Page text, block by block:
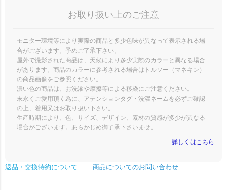
お取り扱い上のご注意
モニター環境等により実際の商品と多少色味が異なって表示される場
合がございます。予めご了承下さい。
屋外で撮影された商品は、天候により多少実際のカラーと異なる場合
があります。商品のカラーに参考される場合はトルソー（マネキン）
の商品画像をご参照ください。
濃い色の商品は、お洗濯や摩擦等による移染にご注意ください。
末永くご愛用頂く為に、アテンションタグ・洗濯ネームを必ずご確認
の上、着用又はお取り扱い下さい。
生産時期により、色、サイズ、デザイン、素材の質感が多少が異なる
場合がございます。あらかじめ御了承下さいませ。
詳しくはこちら
返品・交換特約について 商品についてのお問い合わせ